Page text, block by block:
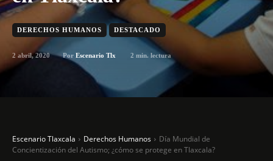
DERECHOS HUMANOS DESTACADO
2 abril, 2020 Por Escenario Tlx 2 min. lectura
Escenario Tlaxcala Derechos Humanos
Día Mundial de
Concientización del Autismo; ¿cómo se protege en Tlaxcala?